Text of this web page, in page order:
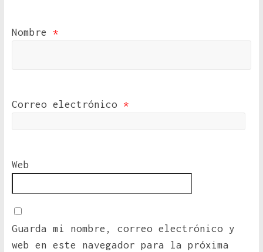
Nombre *
Correo electrónico *
Web
Guarda mi nombre, correo electrónico y
web en este navegador para la próxima